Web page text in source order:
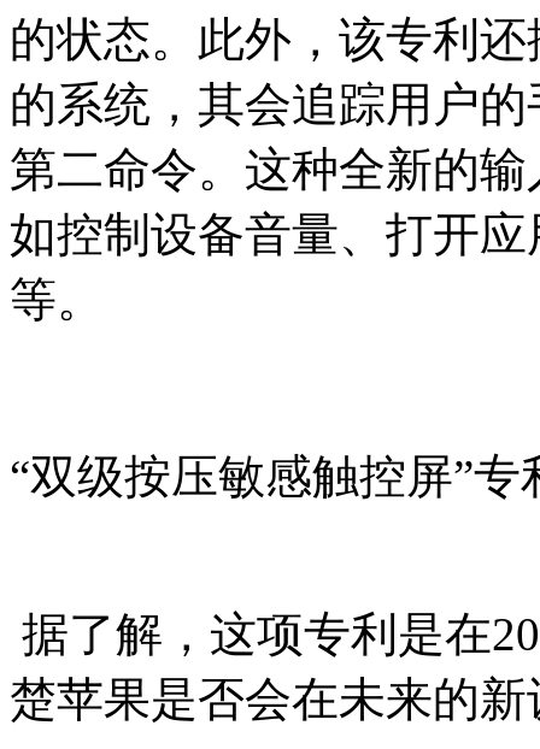
的状态。此外，该专利
的系统，其会追踪用户
第二命令。这种全新的
如控制设备音量、打开
等。
“双级按压敏感触控屏”专
据了解，这项专利是在
楚苹果是否会在未来的